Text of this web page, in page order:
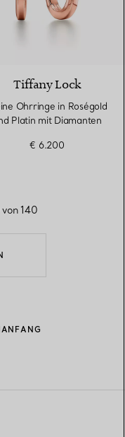
Tiffany Lock
Ohrringe in Roségold
Platin mit Diamanten
€ 6.200
140